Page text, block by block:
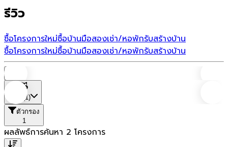
รีวิว
ซื้อโครงการใหม่ซื้อบ้านมือสองเช่า/หอพักรับสร้างบ้าน
ซื้อโครงการใหม่ซื้อบ้านมือสองเช่า/หอพักรับสร้างบ้าน
(1)
ตัวกรอง
1
ผลลัพธ์การค้นหา 2 โครงการ